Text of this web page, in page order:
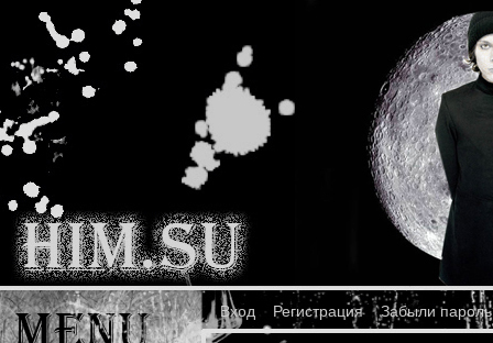
Вход Регистрация Забыли